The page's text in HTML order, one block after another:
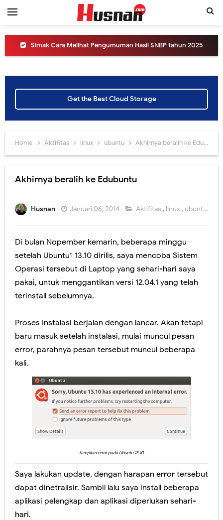
Simak Cara Melihat Pengumuman Hasil SNBP tahun 2025
Jangan sampai ketinggalan, hari ini akan diluncurkan sistem SNPMB 2025
Yuk Ikuti Peluncuran Erapor SMA versi 2024 dari Direktorat SMA Kemdikbud
Panduan Pemilihan Mata Pelajaran Pilihan pada Kurikulum Merdeka
Video Penjelasan dan Simulasi AKM Dengan Model MSAT
Sosialisasi Asesmen Nasional SMA Negeri Kabupaten Jember
Peresmian Kebijakan Bantuan Kuota Internet Kemdikbud Tahun 2020
Pelatihan Pelaksanaan USBN SMA Tahun 2019
Workshop Membangun LMS Sekolah MKKS SMA Negeri Kab. Jember Th. 2017
Perubahan Bentuk Rapor Untuk SKS, Perlu Dikoreksi Lagi.
Panduan Penilaian SMA edisi November 2016. Layout Rapor Berubah Lagi, Iya Lagi
Pilkada Rasa Pilpres. Sedikit Pendapat Saya Mengenai Pilgub DKI
Ragu dengan Qur'an Digital? Cobalah Aplikasi Qur'an Kemenag
Hari Ini Pendaftaran Sekolah Kedinasan 2025 Mulai Dibuka, Cek Alur dan Persiapannya di Sini!
Siapkan Dirimu! Pendaftaran Sekolah Kedinasan 2025 Segera Dibuka
Get the Best Cloud Storage
Home Aktifitas linux ubuntu Akhirnya beralih ke Edubuntu
Akhirnya beralih ke Edubuntu
Husnan Januari 06, 2014 Aktifitas , linux , ubuntu
Di bulan Nopember kemarin, beberapa minggu
setelah Ubuntu*)
13.10 dirilis, saya mencoba Sistem
Operasi tersebut di Laptop yang sehari-hari saya
pakai, untuk menggantikan versi 12.04.1 yang telah
terinstall sebelumnya.
Proses Instalasi berjalan dengan lancar. Akan tetapi
baru masuk setelah instalasi, mulai muncul pesan
error, parahnya pesan tersebut muncul beberapa
kali.
tampilan error pada Ubuntu 13.10
Saya lakukan update, dengan harapan error tersebut
dapat dinetralisir. Sambil lalu saya install beberapa
aplikasi pelengkap dan aplikasi diperlukan sehari-
hari.